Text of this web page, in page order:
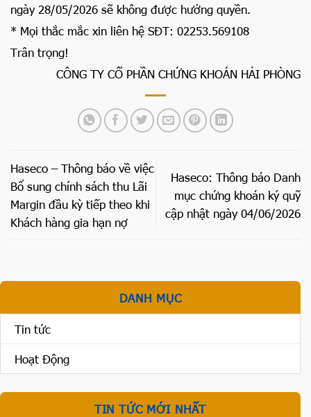
ngày 28/05/2026 sẽ không được hưởng quyền.
* Mọi thắc mắc xin liên hệ SĐT: 02253.569108
Trân trọng!
CÔNG TY CỔ PHẦN CHỨNG KHOÁN HẢI PHÒNG
Haseco – Thông báo về việc
Bổ sung chính sách thu Lãi
Margin đầu kỳ tiếp theo khi
Khách hàng gia hạn nợ
Haseco: Thông báo Danh
mục chứng khoán ký quỹ
cập nhật ngày 04/06/2026
DANH MỤC
Tin tức
Hoạt Động
TIN TỨC MỚI NHẤT